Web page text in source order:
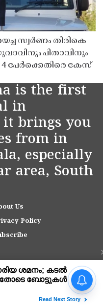
സ്വർണം തിരികെ
പിതാവിനും
പേർക്കെതിരെ കേസ്
is the first
in
it brings you
from in
especially
area, South
Us
Policy
സവർക്കറെ
വിവാദ ചോദ്യങ്ങൾ;
ചെയ്യാൻ